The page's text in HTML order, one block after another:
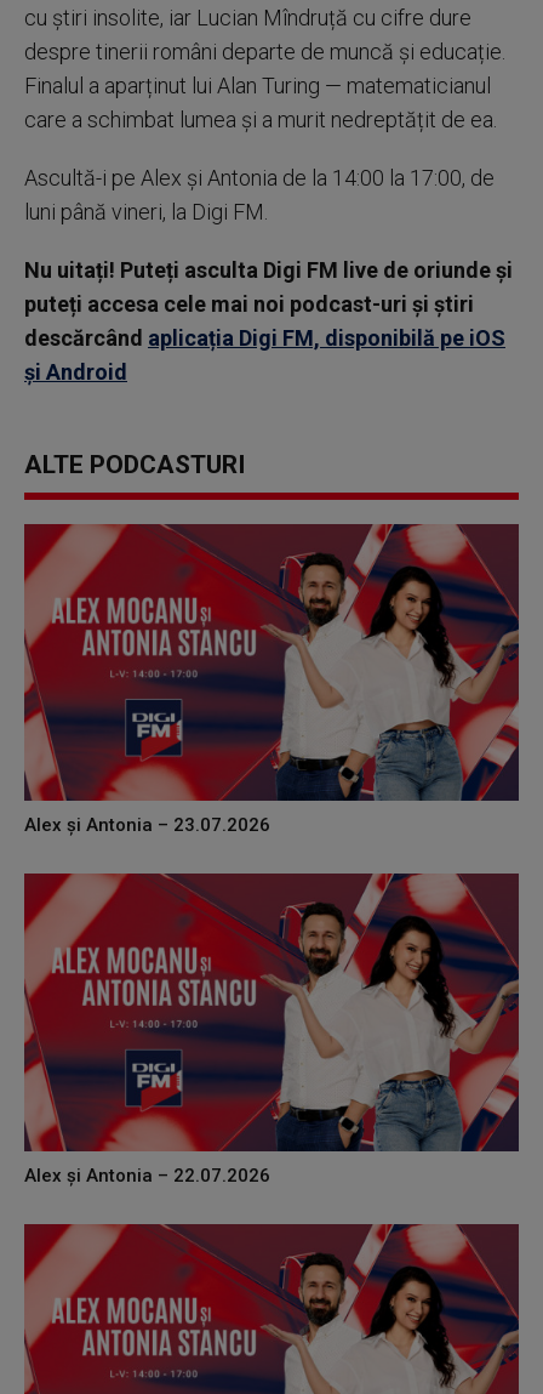
cu știri insolite, iar Lucian Mîndruță cu cifre dure
despre tinerii români departe de muncă și educație.
Finalul a aparținut lui Alan Turing — matematicianul
care a schimbat lumea și a murit nedreptățit de ea.
Ascultă-i pe Alex și Antonia de la 14:00 la 17:00, de
luni până vineri, la Digi FM.
Nu uitați! Puteți asculta Digi FM live de oriunde și
puteți accesa cele mai noi podcast-uri și știri
descărcând aplicația Digi FM, disponibilă pe iOS
și Android
ALTE PODCASTURI
Alex și Antonia – 23.07.2026
Alex și Antonia – 22.07.2026